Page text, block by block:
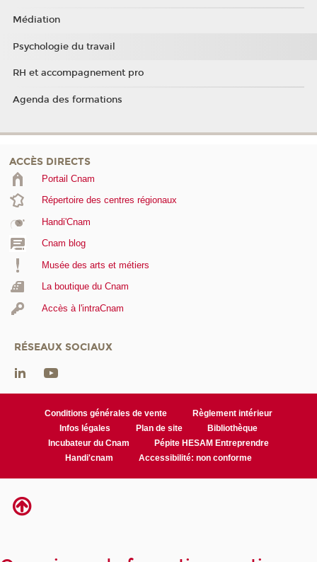
Médiation
Psychologie du travail
RH et accompagnement pro
Agenda des formations
ACCÈS DIRECTS
Portail Cnam
Répertoire des centres régionaux
Handi'Cnam
Cnam blog
Musée des arts et métiers
La boutique du Cnam
Accès à l'intraCnam
RÉSEAUX SOCIAUX
Conditions générales de vente
Règlement intérieur
Infos légales
Plan de site
Bibliothèque
Incubateur du Cnam
Pépite HESAM Entreprendre
Handi'cnam
Accessibilité: non conforme